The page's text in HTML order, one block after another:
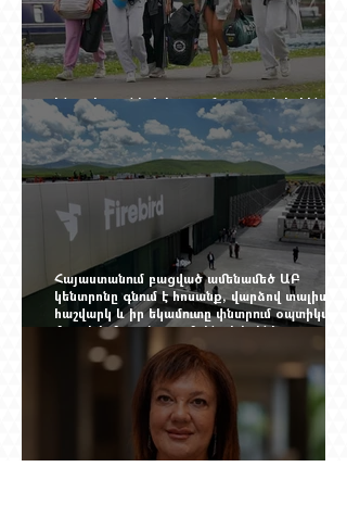
Ինչու է ռուսների հոսքը Հայաստան կրկին
ակտիվացել
Հայաստանում բացված ամենամեծ ԱԲ
կենտրոնը գնում է հոսանք, վարձով տալիս
հաշվարկ և իր եկամուտը փնտրում
մալուխի մյուս ծայրում. ինչ է իրենից
ներկայացնում Firebird AI-ն